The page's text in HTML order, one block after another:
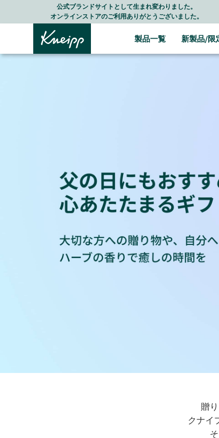
Skip to main content
Skip to footer content LINE公式アカウントはこちら＞＞
随時最新情報をお届けします
製品一覧 新製品/限
贈
クナイ